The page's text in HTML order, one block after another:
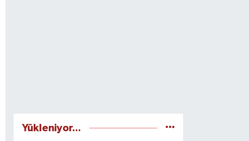
Yükleniyor...